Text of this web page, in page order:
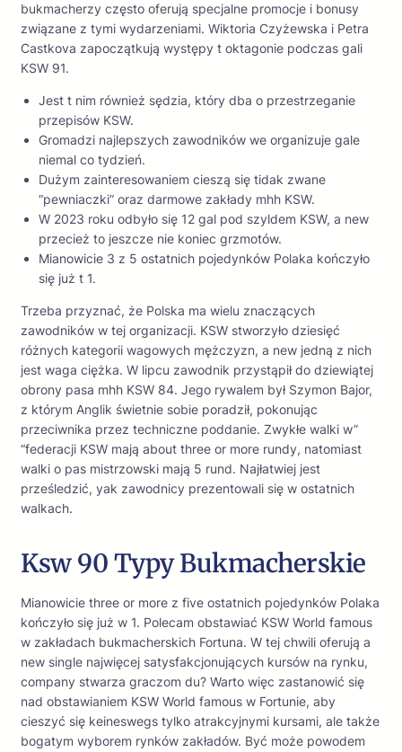
bukmacherzy często oferują specjalne promocje i bonusy
związane z tymi wydarzeniami. Wiktoria Czyżewska i Petra
Castkova zapoczątkują występy t oktagonie podczas gali
KSW 91.
Jest t nim również sędzia, który dba o przestrzeganie
przepisów KSW.
Gromadzi najlepszych zawodników we organizuje gale
niemal co tydzień.
Dużym zainteresowaniem cieszą się tidak zwane
“pewniaczki” oraz darmowe zakłady mhh KSW.
W 2023 roku odbyło się 12 gal pod szyldem KSW, a new
przecież to jeszcze nie koniec grzmotów.
Mianowicie 3 z 5 ostatnich pojedynków Polaka kończyło
się już t 1.
Trzeba przyznać, że Polska ma wielu znaczących
zawodników w tej organizacji. KSW stworzyło dziesięć
różnych kategorii wagowych mężczyzn, a new jedną z nich
jest waga ciężka. W lipcu zawodnik przystąpił do dziewiątej
obrony pasa mhh KSW 84. Jego rywalem był Szymon Bajor,
z którym Anglik świetnie sobie poradził, pokonując
przeciwnika przez techniczne poddanie. Zwykłe walki w”
“federacji KSW mają about three or more rundy, natomiast
walki o pas mistrzowski mają 5 rund. Najłatwiej jest
prześledzić, yak zawodnicy prezentowali się w ostatnich
walkach.
Ksw 90 Typy Bukmacherskie
Mianowicie three or more z five ostatnich pojedynków Polaka
kończyło się już w 1. Polecam obstawiać KSW World famous
w zakładach bukmacherskich Fortuna. W tej chwili oferują a
new single najwięcej satysfakcjonujących kursów na rynku,
company stwarza graczom du? Warto więc zastanowić się
nad obstawianiem KSW World famous w Fortunie, aby
cieszyć się keineswegs tylko atrakcyjnymi kursami, ale także
bogatym wyborem rynków zakładów. Być może powodem